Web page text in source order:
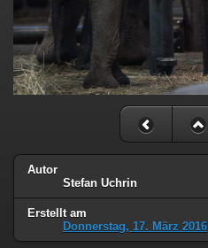
Autor
Stefan Uchrin
Erstellt am
Donnerstag, 17. März 2016